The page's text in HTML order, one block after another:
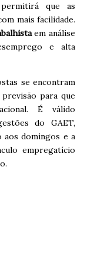
que as
mais facilidade.
em análise
e alta
se encontram
para que
É válido
do GAET,
aos domingos e a
empregatício